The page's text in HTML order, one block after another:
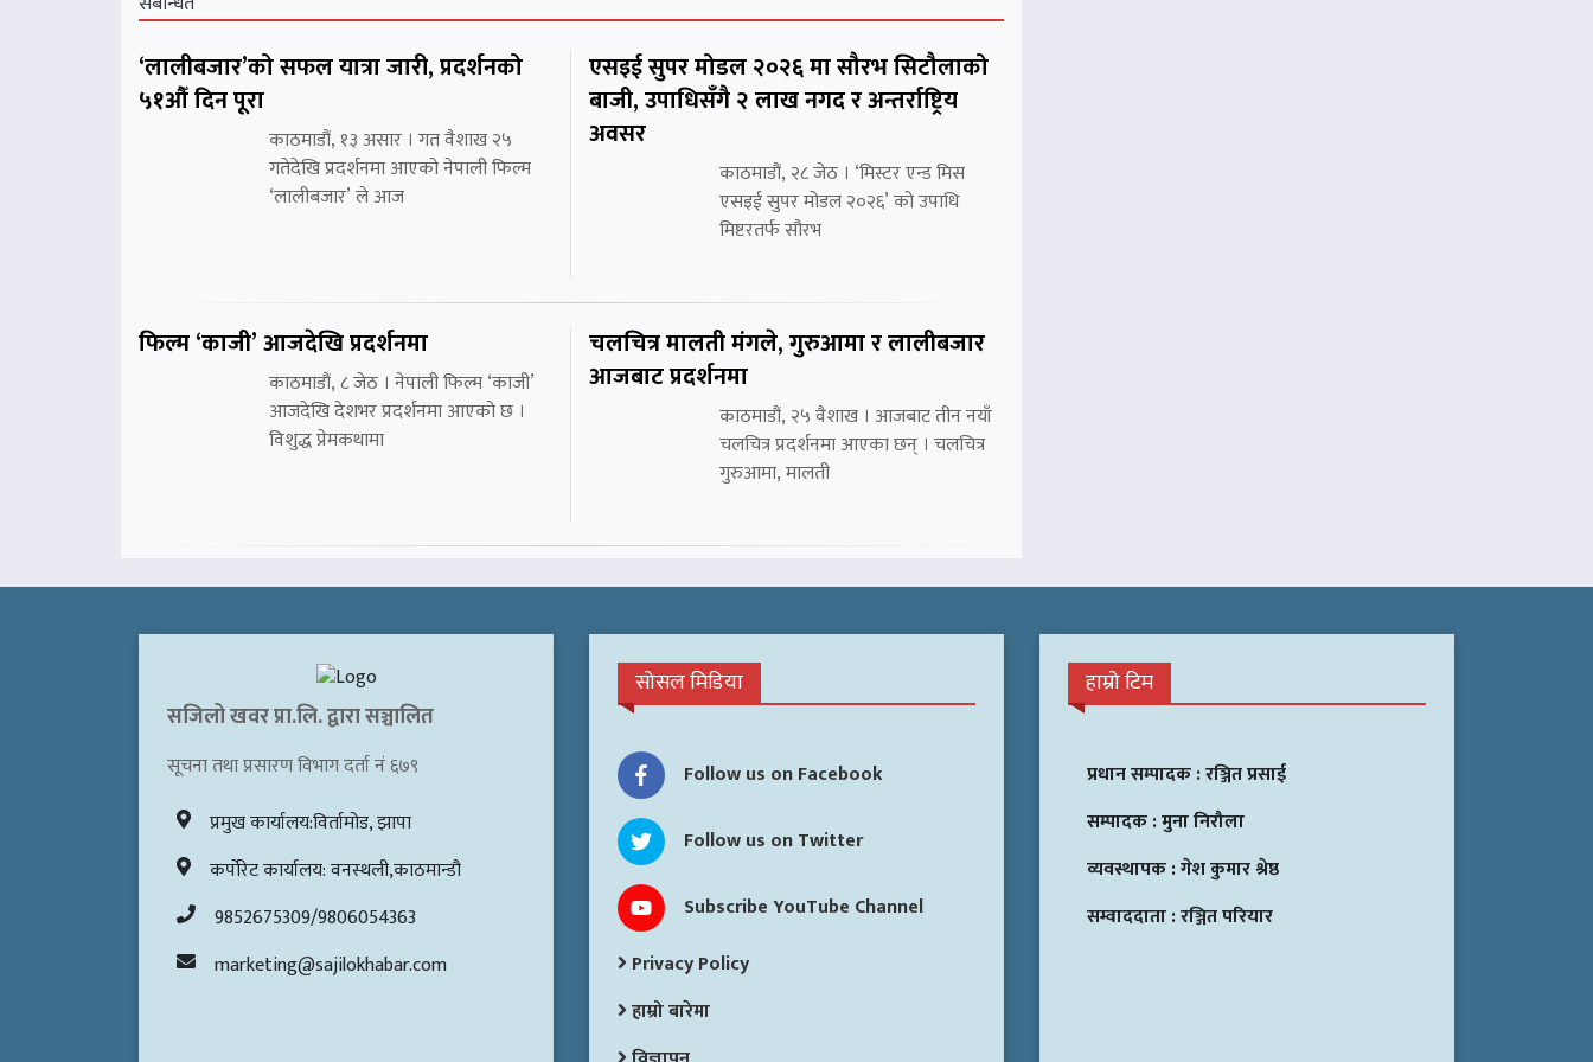
‘लालीबजार’को सफल यात्रा जारी, प्रदर्शनको
५१औँ दिन पूरा
काठमाडौं, १३ असार । गत वैशाख २५
गतेदेखि प्रदर्शनमा आएको नेपाली फिल्म
‘लालीबजार’ ले आज
एसइई सुपर मोडल २०२६ मा सौरभ सिटौलाको
बाजी, उपाधिसँगै २ लाख नगद र अन्तर्राष्ट्रिय
अवसर
काठमाडौं, २८ जेठ । ‘मिस्टर एन्ड मिस
एसइई सुपर मोडल २०२६’ को उपाधि
मिष्टरतर्फ सौरभ
फिल्म ‘काजी’ आजदेखि प्रदर्शनमा
काठमाडौं, ८ जेठ । नेपाली फिल्म ‘काजी’
आजदेखि देशभर प्रदर्शनमा आएको छ ।
विशुद्ध प्रेमकथामा
चलचित्र मालती मंगले, गुरुआमा र लालीबजार
आजबाट प्रदर्शनमा
काठमाडौं, २५ वैशाख । आजबाट तीन नयाँ
चलचित्र प्रदर्शनमा आएका छन् । चलचित्र
गुरुआमा, मालती
सजिलो खवर प्रा.लि. द्वारा सञ्चालित
सूचना तथा प्रसारण विभाग दर्ता नं ६७९
प्रमुख कार्यालय:विर्तामोड, झापा
कर्पोरेट कार्यालय: वनस्थली,काठमान्डौ
9852675309/9806054363
marketing@sajilokhabar.com
सोसल मिडिया
Follow us on Facebook
Follow us on Twitter
Subscribe YouTube Channel
Privacy Policy
हाम्रो बारेमा
हाम्रो टिम
प्रधान सम्पादक :रञ्जित प्रसाई
सम्पादक :मुना निरौला
व्यवस्थापक :गेश कुमार श्रेष्ठ
सम्वाददाता :रञ्जित परियार